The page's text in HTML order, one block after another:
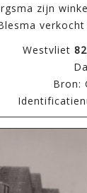
zijn
Westvliet
Bron: